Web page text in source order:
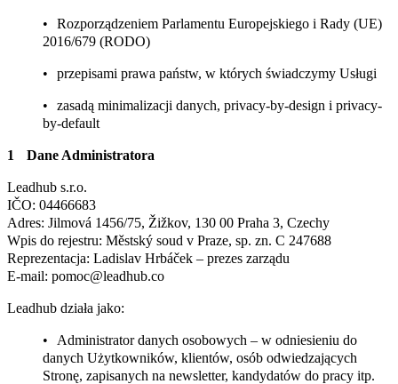
Rozporządzeniem Parlamentu Europejskiego i Rady (UE)
2016/679 (RODO)
przepisami prawa państw, w których świadczymy Usługi
zasadą minimalizacji danych, privacy-by-design i privacy-
by-default
Dane Administratora
Leadhub s.r.o.
IČO: 04466683
Adres: Jilmová 1456/75, Žižkov, 130 00 Praha 3, Czechy
Wpis do rejestru: Městský soud v Praze, sp. zn. C 247688
Reprezentacja: Ladislav Hrbáček – prezes zarządu
E-mail: pomoc@leadhub.co
Leadhub działa jako:
Administrator danych osobowych – w odniesieniu do
danych Użytkowników, klientów, osób odwiedzających
Stronę, zapisanych na newsletter, kandydatów do pracy itp.